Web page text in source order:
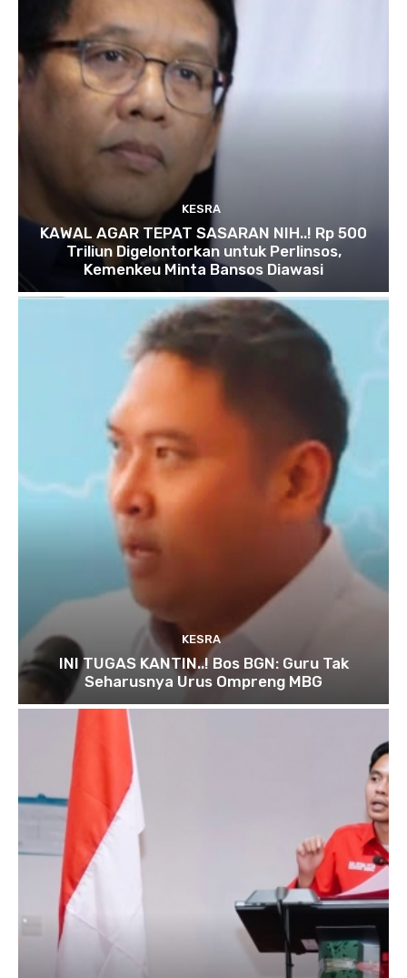
KESRA
KAWAL AGAR TEPAT SASARAN NIH..! Rp 500
Triliun Digelontorkan untuk Perlinsos,
Kemenkeu Minta Bansos Diawasi
KESRA
INI TUGAS KANTIN..! Bos BGN: Guru Tak
Seharusnya Urus Ompreng MBG